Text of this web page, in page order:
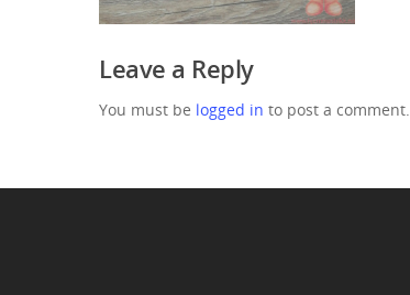
Leave a Reply
You must be logged in to post a comment.